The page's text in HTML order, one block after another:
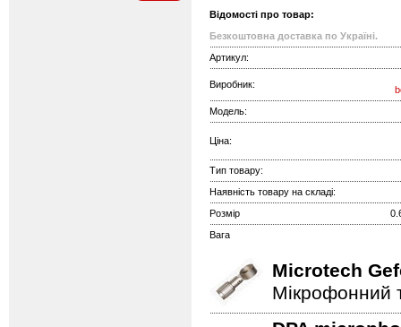
Відомості про товар:
Безкоштовна доставка по Україні.
Артикул:
Виробник:
Модель:
Ціна:
Тип товару:
Наявність товару на складі:
Розмір
Вага
Microtech
Мікрофонний